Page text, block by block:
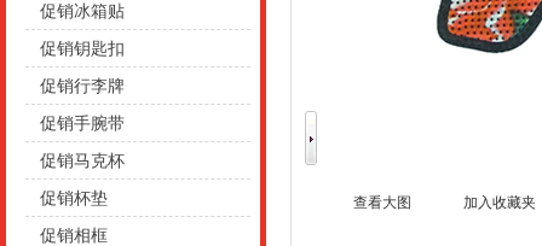
促销冰箱贴
促销钥匙扣
促销行李牌
促销手腕带
促销马克杯
促销杯垫
促销相框
查看大图 加入收藏夹